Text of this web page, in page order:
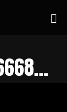
tim-mossholder-666683-unsplash